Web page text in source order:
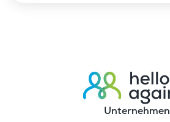
Unternehmen